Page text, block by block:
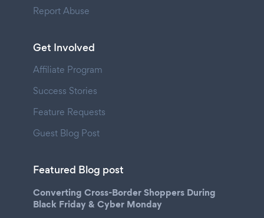
Report Abuse
Get Involved
Affiliate Program
Success Stories
Feature Requests
Guest Blog Post
Featured Blog post
Converting Cross-Border Shoppers During
Black Friday & Cyber Monday